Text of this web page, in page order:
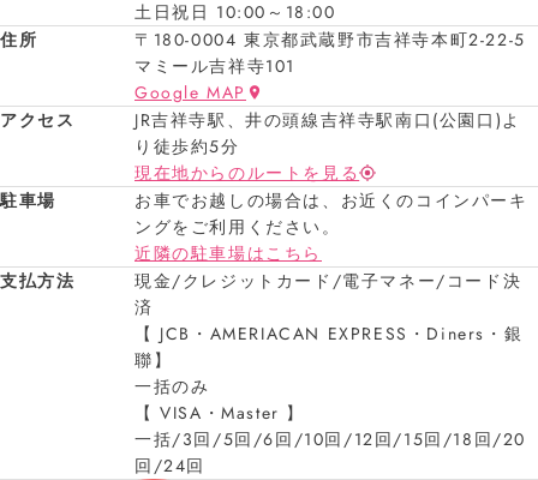
土日祝日 10:00～18:00
住所
〒180-0004 東京都武蔵野市吉祥寺本町2-22-5
マミール吉祥寺101
Google MAP
アクセス
JR吉祥寺駅、井の頭線吉祥寺駅南口(公園口)よ
り徒歩約5分
現在地からのルートを見る
駐車場
お車でお越しの場合は、お近くのコインパーキ
ングをご利用ください。
近隣の駐車場はこちら
支払方法
現金/クレジットカード/電子マネー/コード決
済
【 JCB・AMERIACAN EXPRESS・Diners・銀
聯】
一括のみ
【 VISA・Master 】
一括/3回/5回/6回/10回/12回/15回/18回/20
回/24回